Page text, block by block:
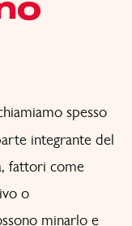
spesso
integrante del
fattori come
o
minarlo e